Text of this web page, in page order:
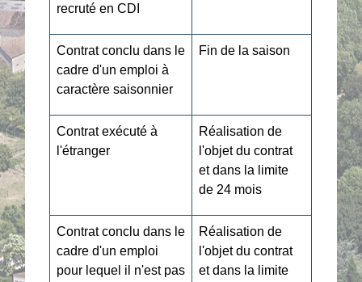
recruté en CDI
Contrat conclu dans le
cadre d'un emploi à
caractère saisonnier
Fin de la saison
Contrat exécuté à
l'étranger
Réalisation de
l'objet du contrat
et dans la limite
de 24 mois
Contrat conclu dans le
cadre d'un emploi
pour lequel il n'est pas
Réalisation de
l'objet du contrat
et dans la limite